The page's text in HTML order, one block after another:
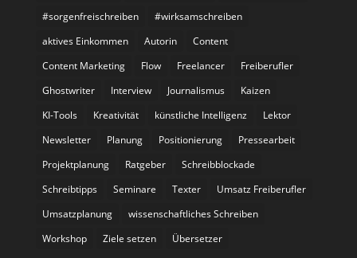
#sorgenfreischreiben
#wirksamschreiben
aktives Einkommen
Autorin
Content
Content Marketing
Flow Freelancer
Freiberufler
Ghostwriter
Interview Journalismus
Kaizen
KI-Tools
Kreativität künstliche Intelligenz
Lektor
Newsletter
Planung Positionierung
Pressearbeit
Projektplanung
Ratgeber
Schreibblockade
Schreibtipps
Seminare Texter
Umsatz Freiberufler
Umsatzplanung
wissenschaftliches Schreiben
Workshop
Ziele setzen Übersetzer